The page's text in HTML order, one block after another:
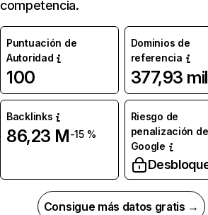
competencia.
Puntuación de
Autoridad
100
Dominios de
referencia
377,93 mil
Backlinks
86,23 M-15 %
Riesgo de
penalización de
Google
Consigue más datos gratis →